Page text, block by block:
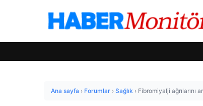
Ana sayfa › Forumlar › Sağlık › Fibromiyalji ağrılarını